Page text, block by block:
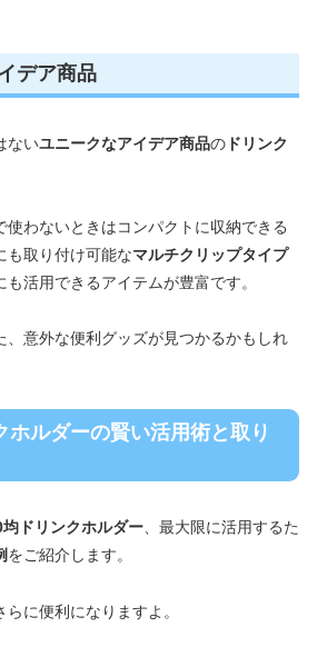
デア商品
ないユニークなアイデア商品の ドリンク
使わないときはコンパクトに収納できる
も取り付け可能なマルチクリップタイプ
も活用できるアイテムが豊富です。
、意外な便利グッズが見つかるかもしれ
ホルダーの賢い活用術と取り
ドリンクホルダー、最大限に活用するた
をご紹介します。
に便利になりますよ。